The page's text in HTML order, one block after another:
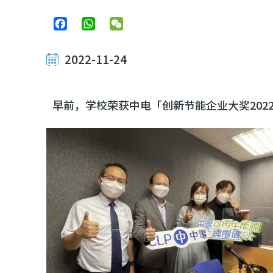
FacebookWhatsApp
2022-11-24
早前，学校荣获中电「创新节能企业大奖